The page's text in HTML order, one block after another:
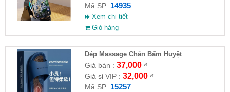
Mã SP: 14935
Xem chi tiết
Giỏ hàng
Dép Massage Chân Bấm Huyệt
Giá bán : 37,000₫
Giá sỉ VIP : 32,000₫
Mã SP: 15257